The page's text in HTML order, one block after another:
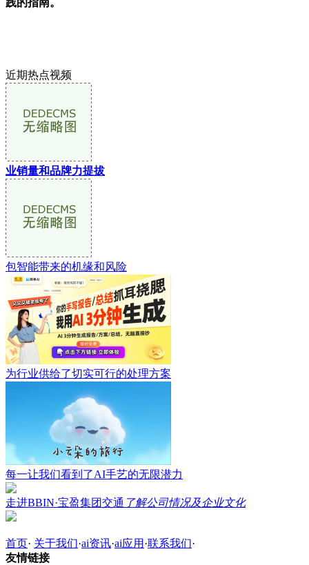
近期热点视频
业销量和品牌力提拔
包智能带来的机缘和风险
为行业供给了切实可行的处理方案
每一让我们看到了AI手艺的无限潜力
走进BBIN·宝盈集团交通 了解公司情况及企业文化
首页· 关于我们·ai资讯·ai应用 ·联系我们·
友情链接